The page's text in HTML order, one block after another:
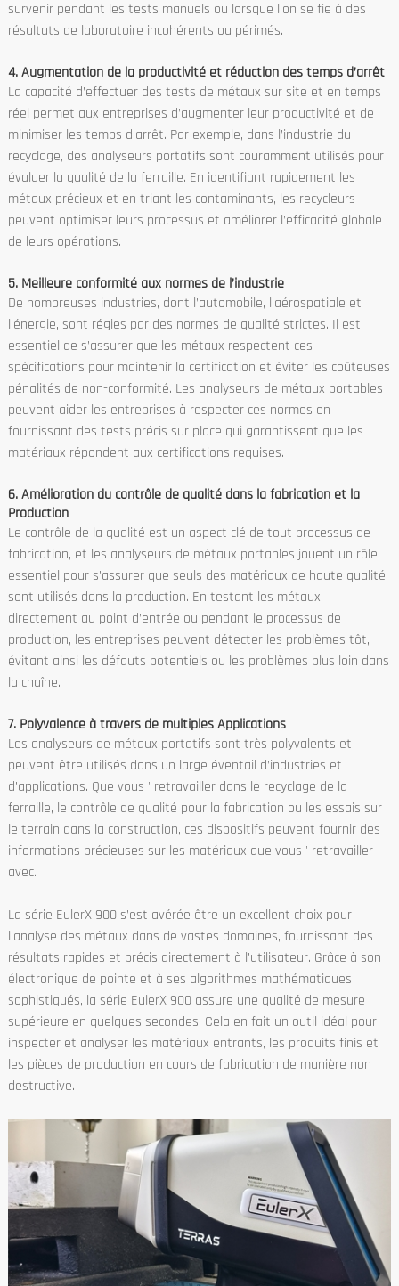
survenir pendant les tests manuels ou lorsque l’on se fie à des
résultats de laboratoire incohérents ou périmés.
4. Augmentation de la productivité et réduction des temps d’arrêt
La capacité d’effectuer des tests de métaux sur site et en temps
réel permet aux entreprises d’augmenter leur productivité et de
minimiser les temps d’arrêt. Par exemple, dans l’industrie du
recyclage, des analyseurs portatifs sont couramment utilisés pour
évaluer la qualité de la ferraille. En identifiant rapidement les
métaux précieux et en triant les contaminants, les recycleurs
peuvent optimiser leurs processus et améliorer l’efficacité globale
de leurs opérations.
5. Meilleure conformité aux normes de l’industrie
De nombreuses industries, dont l’automobile, l’aérospatiale et
l’énergie, sont régies par des normes de qualité strictes. Il est
essentiel de s’assurer que les métaux respectent ces
spécifications pour maintenir la certification et éviter les coûteuses
pénalités de non-conformité. Les analyseurs de métaux portables
peuvent aider les entreprises à respecter ces normes en
fournissant des tests précis sur place qui garantissent que les
matériaux répondent aux certifications requises.
6. Amélioration du contrôle de qualité dans la fabrication et la
Production
Le contrôle de la qualité est un aspect clé de tout processus de
fabrication, et les analyseurs de métaux portables jouent un rôle
essentiel pour s’assurer que seuls des matériaux de haute qualité
sont utilisés dans la production. En testant les métaux
directement au point d’entrée ou pendant le processus de
production, les entreprises peuvent détecter les problèmes tôt,
évitant ainsi les défauts potentiels ou les problèmes plus loin dans
la chaîne.
7. Polyvalence à travers de multiples Applications
Les analyseurs de métaux portatifs sont très polyvalents et
peuvent être utilisés dans un large éventail d’industries et
d’applications. Que vous ' retravailler dans le recyclage de la
ferraille, le contrôle de qualité pour la fabrication ou les essais sur
le terrain dans la construction, ces dispositifs peuvent fournir des
informations précieuses sur les matériaux que vous ' retravailler
avec.
La série EulerX 900 s’est avérée être un excellent choix pour
l’analyse des métaux dans de vastes domaines, fournissant des
résultats rapides et précis directement à l’utilisateur. Grâce à son
électronique de pointe et à ses algorithmes mathématiques
sophistiqués, la série EulerX 900 assure une qualité de mesure
supérieure en quelques secondes. Cela en fait un outil idéal pour
inspecter et analyser les matériaux entrants, les produits finis et
les pièces de production en cours de fabrication de manière non
destructive.